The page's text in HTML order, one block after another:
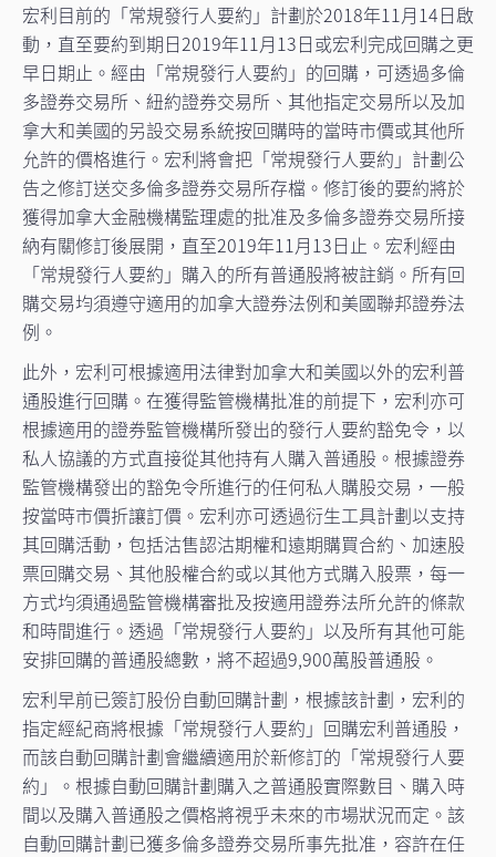
宏利目前的「常規發行人要約」計劃於2018年11月14日啟
動，直至要約到期日2019年11月13日或宏利完成回購之更
早日期止。經由「常規發行人要約」的回購，可透過多倫
多證券交易所、紐約證券交易所、其他指定交易所以及加
拿大和美國的另設交易系統按回購時的當時市價或其他所
允許的價格進行。宏利將會把「常規發行人要約」計劃公
告之修訂送交多倫多證券交易所存檔。修訂後的要約將於
獲得加拿大金融機構監理處的批准及多倫多證券交易所接
納有關修訂後展開，直至2019年11月13日止。宏利經由
「常規發行人要約」購入的所有普通股將被註銷。所有回
購交易均須遵守適用的加拿大證券法例和美國聯邦證券法
例。
此外，宏利可根據適用法律對加拿大和美國以外的宏利普
通股進行回購。在獲得監管機構批准的前提下，宏利亦可
根據適用的證券監管機構所發出的發行人要約豁免令，以
私人協議的方式直接從其他持有人購入普通股。根據證券
監管機構發出的豁免令所進行的任何私人購股交易，一般
按當時市價折讓訂價。宏利亦可透過衍生工具計劃以支持
其回購活動，包括沽售認沽期權和遠期購買合約、加速股
票回購交易、其他股權合約或以其他方式購入股票，每一
方式均須通過監管機構審批及按適用證券法所允許的條款
和時間進行。透過「常規發行人要約」以及所有其他可能
安排回購的普通股總數，將不超過9,900萬股普通股。
宏利早前已簽訂股份自動回購計劃，根據該計劃，宏利的
指定經紀商將根據「常規發行人要約」回購宏利普通股，
而該自動回購計劃會繼續適用於新修訂的「常規發行人要
約」。根據自動回購計劃購入之普通股實際數目、購入時
間以及購入普通股之價格將視乎未來的市場狀況而定。該
自動回購計劃已獲多倫多證券交易所事先批准，容許在任